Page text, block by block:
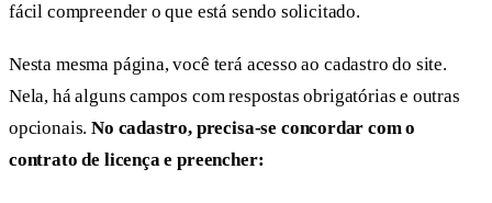
fácil compreender o que está sendo solicitado.
Nesta mesma página, você terá acesso ao cadastro do site.
Nela, há alguns campos com respostas obrigatórias e outras
opcionais.No cadastro, precisa-se concordar com o
contrato de licença e preencher: